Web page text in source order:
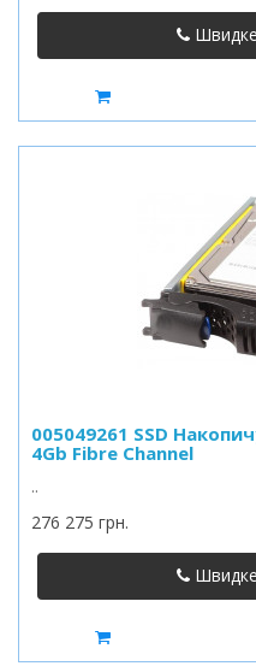
005049261 SSD
4Gb Fibre Channel
..
276 275 грн.